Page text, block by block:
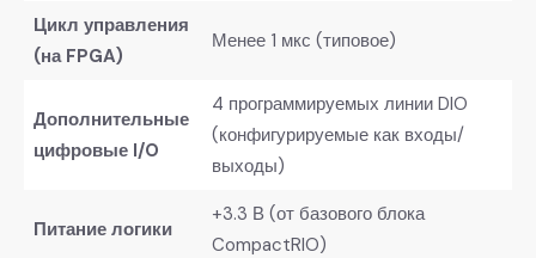
​Цикл управления
(на FPGA)​
Менее 1 мкс (типовое)
​Дополнительные
цифровые I/O​
4 программируемых линии DIO
(конфигурируемые как входы/
выходы)
​Питание логики​
+3.3 В (от базового блока
CompactRIO)